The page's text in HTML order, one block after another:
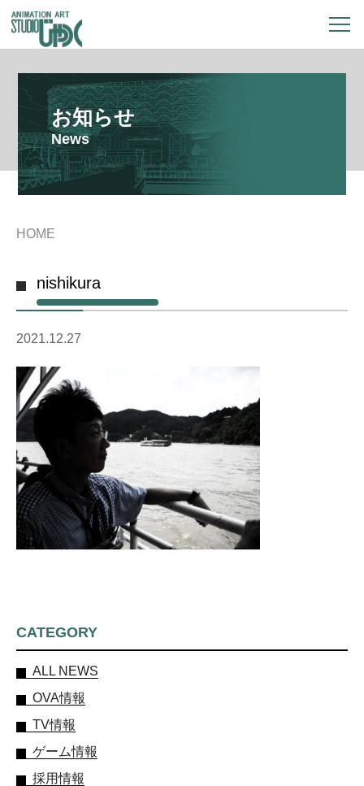
お知らせ
News
HOME
nishikura
2021.12.27
CATEGORY
ALL NEWS
OVA情報
TV情報
ゲーム情報
採用情報